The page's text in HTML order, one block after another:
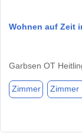
Wohnen auf Zeit
Garbsen OT
Zimmer Zimmer